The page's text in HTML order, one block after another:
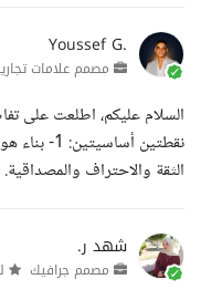
Youssef G.
مصمم علامات
السلام عليكم، اطلعت على
نقطتين
الثقة والاحتراف والمصداقية. 2- ...
شهد ر.
مصمم جرافيك